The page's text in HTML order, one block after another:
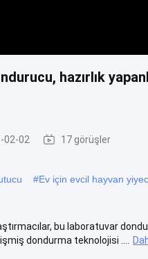
hazırlık
02-02 17 görüşler
#Ev için evcil hayvan
bu laboratuvar
dondurma teknolojisi ....